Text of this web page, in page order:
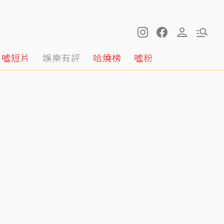
噓短片 娛樂有評 哈燒榜 噓粉